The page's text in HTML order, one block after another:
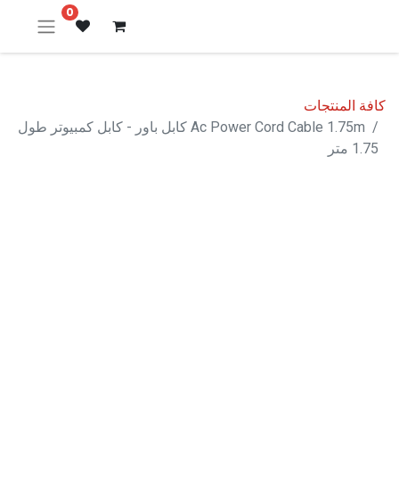
0
كافة المنتجات
Ac Power Cord Cable 1.75m كابل باور - كابل كمبيوتر طول
1.75 متر